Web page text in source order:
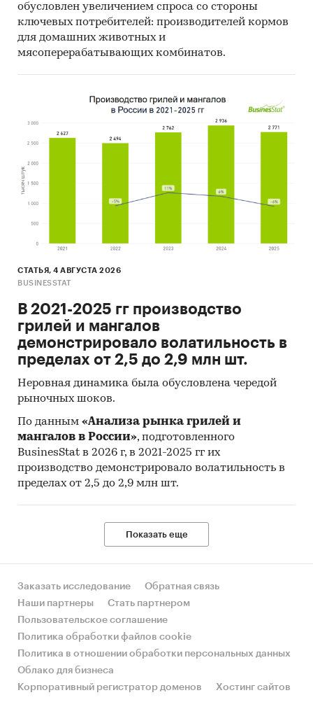
обусловлен увеличением спроса со стороны
ключевых потребителей: производителей кормов
для домашних животных и
мясоперерабатывающих комбинатов.
СТАТЬЯ, 4 АВГУСТА 2026
BUSINESSTAT
В 2021-2025 гг производство
грилей и мангалов
демонстрировало волатильность в
пределах от 2,5 до 2,9 млн шт.
Неровная динамика была обусловлена чередой
рыночных шоков.
По данным «Анализа рынка грилей и
мангалов в России», подготовленного
BusinesStat в 2026 г, в 2021-2025 гг их
производство демонстрировало волатильность в
пределах от 2,5 до 2,9 млн шт.
Показать еще
Заказать исследование
Обратная связь
Наши партнеры
Стать партнером
Пользовательское соглашение
Политика обработки файлов cookie
Политика в отношении обработки персональных данных
Облако для бизнеса
Корпоративный регистратор доменов
Хостинг сайтов